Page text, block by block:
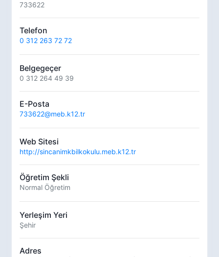
733622
Telefon
0 312 263 72 72
Belgegeçer
0 312 264 49 39
E-Posta
733622@meb.k12.tr
Web Sitesi
http://sincanimkbilkokulu.meb.k12.tr
Öğretim Şekli
Normal Öğretim
Yerleşim Yeri
Şehir
Adres